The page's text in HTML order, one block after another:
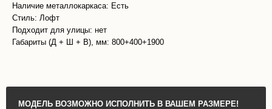
Наличие металлокаркаса: Есть
Стиль: Лофт
Подходит для улицы: нет
Габариты (Д + Ш + В), мм: 800+400+1900
МОДЕЛЬ ВОЗМОЖНО ИСПОЛНИТЬ В ВАШЕМ РАЗМЕРЕ!